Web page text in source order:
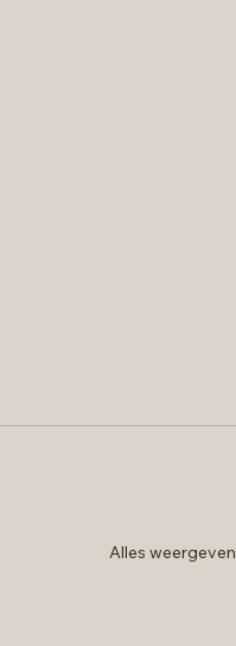
Alles weergeven